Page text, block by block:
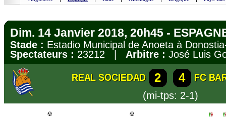
Dim. 14 Janvier 2018, 20h45 -
Stade : Estadio Municipal de Anoeta à
Spectateurs : 23212 | Arbitre : José Luis
REAL SOCIEDAD 2 4
FC
(mi-tps: 2-1)